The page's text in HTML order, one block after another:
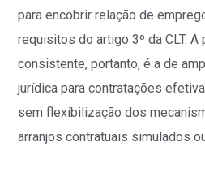
para encobrir relação de
requisitos do artigo 3º da CLT.
consistente, portanto, é a de
jurídica para contratações
sem flexibilização dos
arranjos contratuais simulados